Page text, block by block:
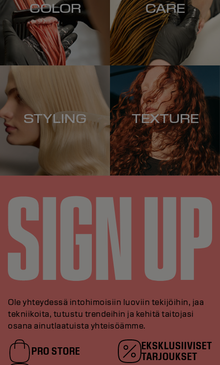
COLOR CARE
STYLING TEXTURE
Ole yhteydessä intohimoisiin luoviin tekijöihin, jaa
tekniikoita, tutustu trendeihin ja kehitä taitojasi
osana ainutlaatuista yhteisöämme.
PRO STORE
EKSKLUSIIVISET
TARJOUKSET